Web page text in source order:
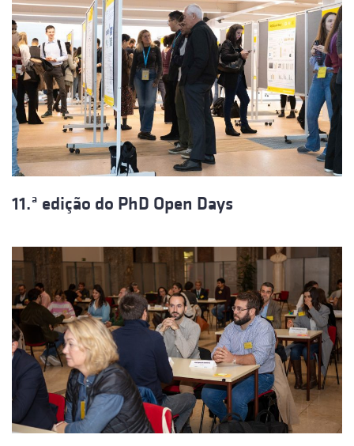
11.ª edição do PhD Open Days